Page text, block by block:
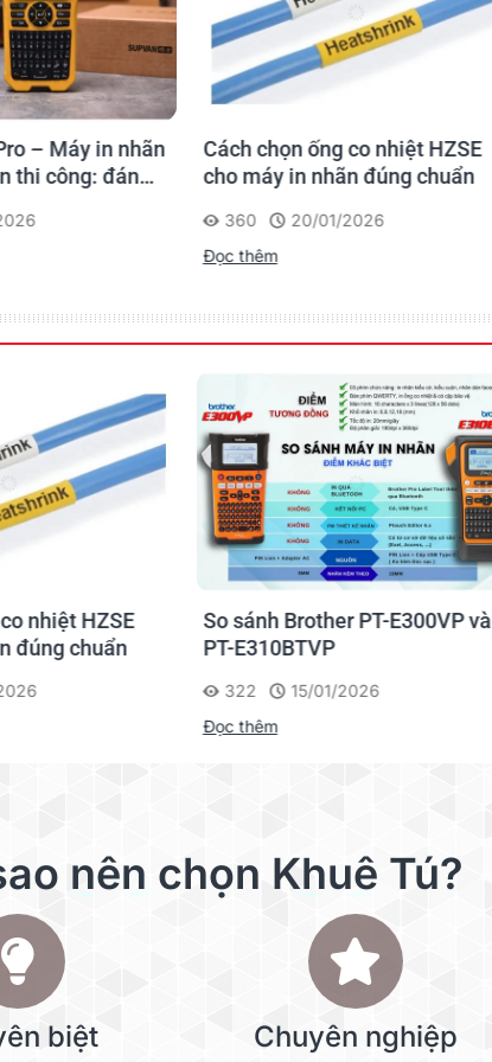
cm/inch
6,0
12
Yes
No
No
Đổ bóng/Gạch dưới/Hộp
62
– Máy in nhãn
thi công: đánh
Cách chọn ống co nhiệt HZSE
cho máy in nhãn đúng chuẩn
360
20/01/2026
Đọc thêm
nhiệt HZSE
đúng chuẩn
So sánh Brother PT-E300VP và
PT-E310BTVP
322
15/01/2026
Đọc thêm
nên chọn Khuê Tú?
biệt Chuyên nghiệp